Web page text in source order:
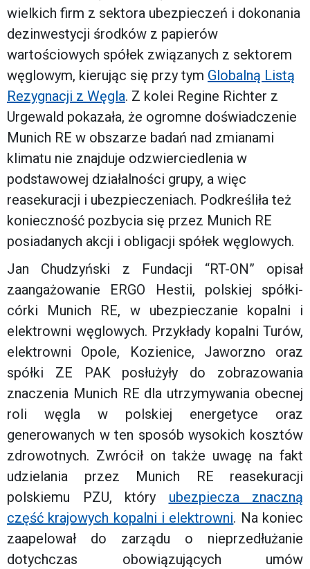
wielkich firm z sektora ubezpieczeń i dokonania
dezinwestycji środków z papierów
wartościowych spółek związanych z sektorem
węglowym, kierując się przy tym Globalną Listą
Rezygnacji z Węgla. Z kolei Regine Richter z
Urgewald pokazała, że ogromne doświadczenie
Munich RE w obszarze badań nad zmianami
klimatu nie znajduje odzwierciedlenia w
podstawowej działalności grupy, a więc
reasekuracji i ubezpieczeniach. Podkreśliła też
konieczność pozbycia się przez Munich RE
posiadanych akcji i obligacji spółek węglowych.
Jan Chudzyński z Fundacji “RT-ON” opisał
zaangażowanie ERGO Hestii, polskiej spółki-
córki Munich RE, w ubezpieczanie kopalni i
elektrowni węglowych. Przykłady kopalni Turów,
elektrowni Opole, Kozienice, Jaworzno oraz
spółki ZE PAK posłużyły do zobrazowania
znaczenia Munich RE dla utrzymywania obecnej
roli węgla w polskiej energetyce oraz
generowanych w ten sposób wysokich kosztów
zdrowotnych. Zwrócił on także uwagę na fakt
udzielania przez Munich RE reasekuracji
polskiemu PZU, który ubezpiecza znaczną
część krajowych kopalni i elektrowni. Na koniec
zaapelował do zarządu o nieprzedłużanie
dotychczas obowiązujących umów